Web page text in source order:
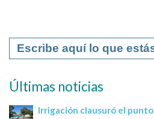
Últimas noticias
Irrigación clausuró el